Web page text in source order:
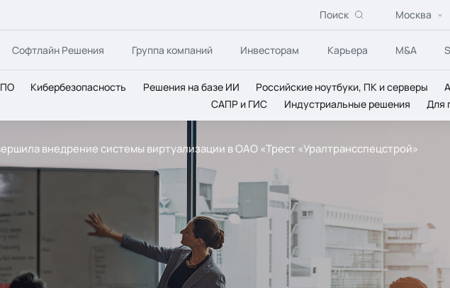
Поиск Москва
Софтлайн Решения Группа компаний Инвесторам Карьера M&A
ПО Кибербезопасность Решения на базе ИИ Российские ноутбуки, ПК и серверы
САПР и ГИС
Индустриальные решения Для
внедрение системы виртуализации в ОАО «Трест «Уралтрансспецстрой»